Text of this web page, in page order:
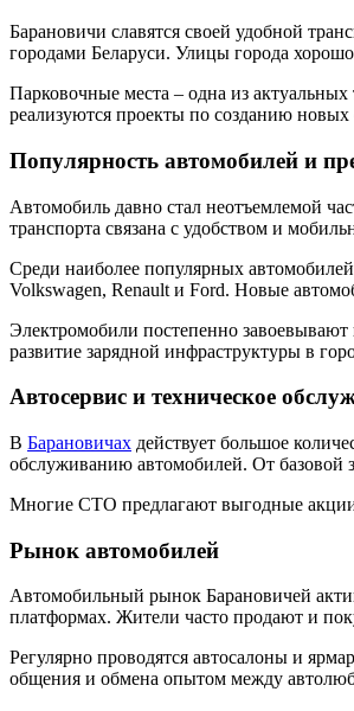
Барановичи славятся своей удобной
городами Беларуси. Улицы города
Парковочные места – одна из
реализуются проекты по созданию
Популярность автомобилей и
Автомобиль давно стал неотъемлемой
транспорта связана с удобством и
Среди наиболее популярных
Volkswagen, Renault и Ford. Новые
Электромобили постепенно
развитие зарядной инфраструктуры в
Автосервис и техническое
В Барановичах действует большое
обслуживанию автомобилей. От базовой
Многие СТО предлагают выгодные акции
Рынок автомобилей
Автомобильный рынок Барановичей
платформах. Жители часто продают и
Регулярно проводятся автосалоны и
общения и обмена опытом между